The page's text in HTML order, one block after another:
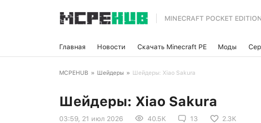
MINECRAFT POCKET
Главная Новости Скачать Minecraft PE Моды
MCPEHUB » Шейдеры » Шейдеры: Xiao Sakura
Шейдеры: Xiao Sakura
03:59, 21 июл 2026 40.5K 13 2.3K